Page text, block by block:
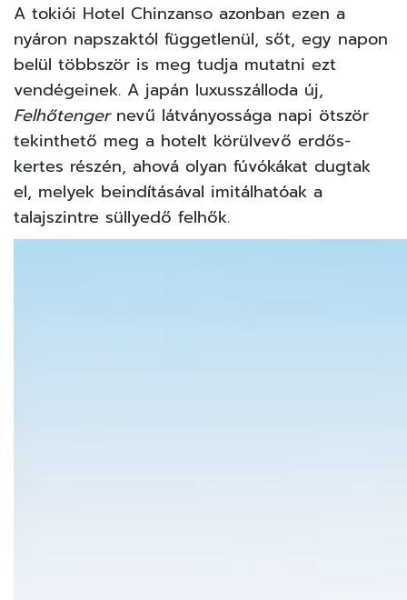
A tokiói Hotel Chinzanso azonban ezen a
nyáron napszaktól függetlenül, sőt, egy napon
belül többször is meg tudja mutatni ezt
vendégeinek. A japán luxusszálloda új,
Felhőtengernevű látványossága napi ötször
tekinthető meg a hotelt körülvevő erdős-
kertes részén, ahová olyan fúvókákat dugtak
el, melyek beindításával imitálhatóak a
talajszintre süllyedő felhők.